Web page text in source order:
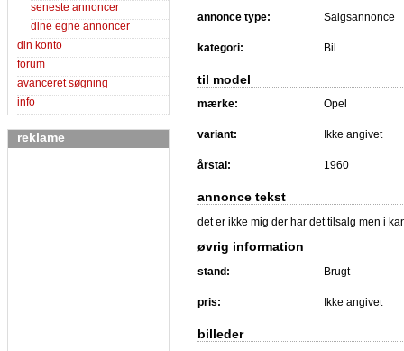
seneste annoncer
dine egne annoncer
din konto
forum
avanceret søgning
info
reklame
annonce type: Salgsannonce
kategori: Bil
til model
mærke: Opel
variant: Ikke angivet
årstal: 1960
annonce tekst
det er ikke mig der har det tilsalg men i
øvrig information
stand: Brugt
pris: Ikke angivet
billeder